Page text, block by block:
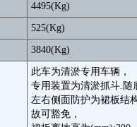
4495(Kg)
525(Kg)
3840(Kg)
此车为清淤专用车辆，
专用装置为清淤抓斗.随
左右侧面防护为裙板结
故可豁免，